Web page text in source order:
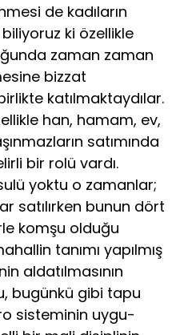
de kadıların
ki özellikle
zaman zaman
bizzat
katılmaktaydılar.
han, hamam, ev,
sa­tımında
bir rolü vardı.
yoktu o zamanlar;
satılırken bunun dört
komşu oldu­ğu
tanımı yapılmış
aldatılmasının
bugünkü gibi tapu
sisteminin uygu­